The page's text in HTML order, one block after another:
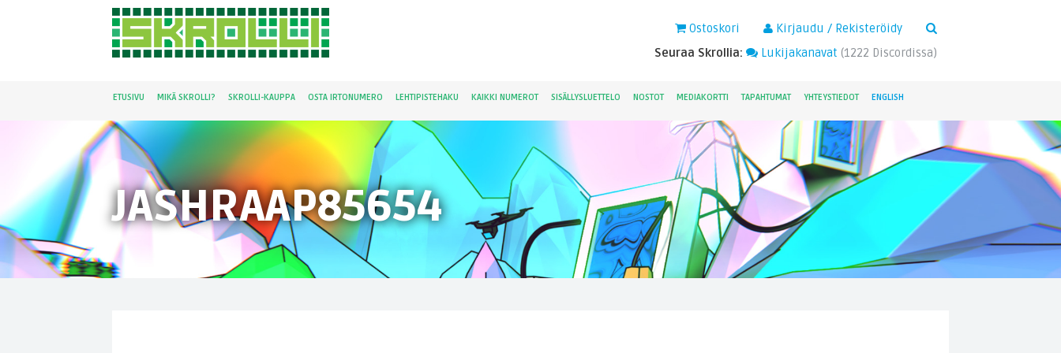
Kirjaudu / Rekisteröidy
Ostoskori
Seuraa Skrollia:
Lukijakanavat (1222 Discordissa)
ETUSIVU MIKÄ SKROLLI? SKROLLI-KAUPPA OSTA IRTONUMERO LEHTIPISTEHAKU KAIKKI NUMEROT SISÄLLYSLUETTELO NOSTOT MEDIAKORTTI TAPAHTUMAT YHTEYSTIEDOT ENGLISH
JASHRAAP85654